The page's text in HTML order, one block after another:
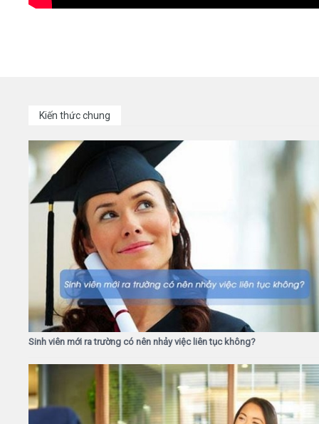
Kiến thức chung
Sinh viên mới ra trường có nên nhảy việc liên tục không?